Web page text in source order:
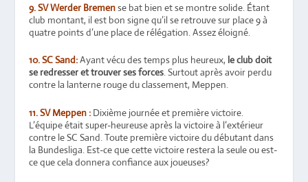
9. SV Werder Bremense bat bien et se montre solide. Étant
club montant, il est bon signe qu’il se retrouve sur place 9 à
quatre points d’une place de rélégation. Assez éloigné.
10. SC Sand:Ayant vécu des temps plus heureux, le club doit
se redresser et trouver ses forces. Surtout après avoir perdu
contre la lanterne rouge du classement, Meppen.
11. SV Meppen : Dixième journée et première victoire.
L’équipe était super-heureuse après la victoire à l’extérieur
contre le SC Sand. Toute première victoire du débutant dans
la Bundesliga. Est-ce que cette victoire restera la seule ou est-
ce que cela donnera confiance aux joueuses?